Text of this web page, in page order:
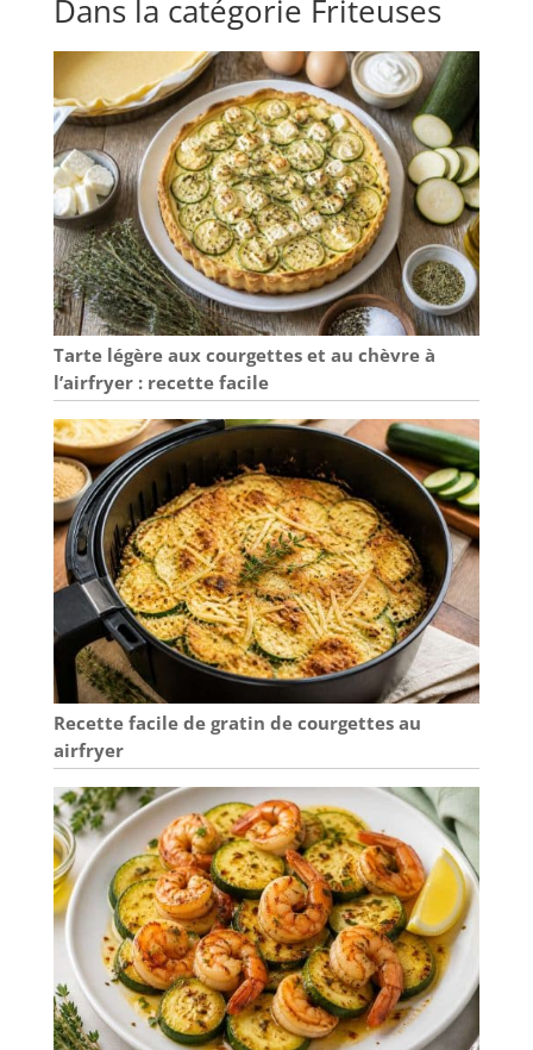
Dans la catégorie Friteuses
Tarte légère aux courgettes et au chèvre à
l’airfryer : recette facile
Recette facile de gratin de courgettes au
airfryer